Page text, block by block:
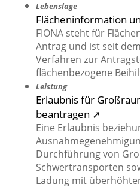
Lebenslage
Flächeninformation
FIONA steht für
Antrag und ist seit
Verfahren zur
flächenbezogene
Leistung
Erlaubnis für
beantragen ➚
Eine Erlaubnis
Durchführung von
Schwertransporten
Ladung mit